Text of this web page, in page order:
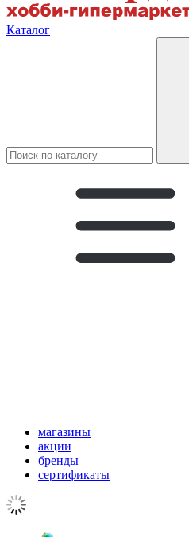
Каталог
магазины
акции
бренды
сертификаты